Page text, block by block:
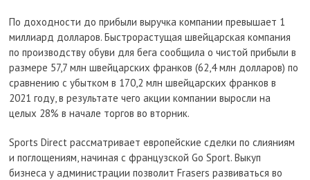
По доходности до прибыли выручка компании превышает 1
миллиард долларов. Быстрорастущая швейцарская компания
по производству обуви для бега сообщила о чистой прибыли в
размере 57,7 млн швейцарских франков (62,4 млн долларов) по
сравнению с убытком в 170,2 млн швейцарских франков в
2021 году, в результате чего акции компании выросли на
целых 28% в начале торгов во вторник.
Sports Direct рассматривает европейские сделки по слияниям
и поглощениям, начиная с французской Go Sport. Выкуп
бизнеса у администрации позволит Frasers развиваться во